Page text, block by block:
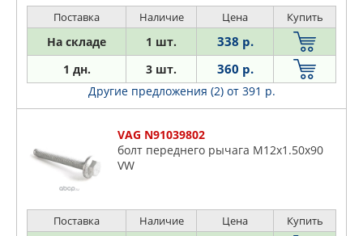
Поставка Наличие Цена Купить
На складе 1 шт. 338 р.
1 дн. 3 шт. 360 р.
Другие предложения (2) от 391 р.
VAG N91039802
болт переднего рычага M12x1.50x90
VW
Поставка Наличие Цена Купить